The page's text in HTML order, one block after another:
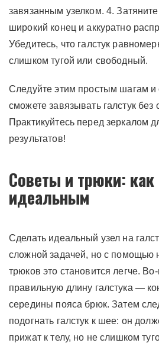
завязанным узелком. 4. Затяните
широкий конец и аккуратно
Убедитесь, что галстук
слишком тугой или свободный.
Следуйте этим простым шагам и
сможете завязывать галстук без
Практикуйтесь перед зеркалом
результатов!
Советы и трюки: как
идеальным
Сделать идеальный узел на
сложной задачей, но с помощью
трюков это становится легче.
правильную длину галстука —
середины пояса брюк. Затем
подогнать галстук к шее: он
прижат к телу, но не слишком